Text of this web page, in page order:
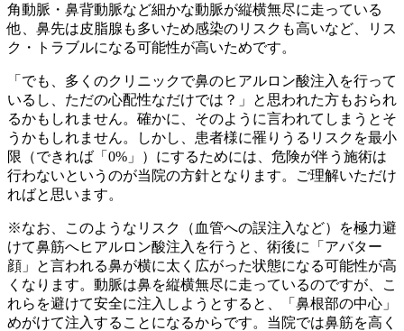
角動脈・鼻背動脈など細かな動脈が縦横無尽に走っている
他、鼻先は皮脂腺も多いため感染のリスクも高いなど、リス
ク・トラブルになる可能性が高いためです。
「でも、多くのクリニックで鼻のヒアルロン酸注入を行って
いるし、ただの心配性なだけでは？」と思われた方もおられ
るかもしれません。確かに、そのように言われてしまうとそ
うかもしれません。しかし、患者様に罹りうるリスクを最小
限（できれば「0%」）にするためには、危険が伴う施術は
行わないというのが当院の方針となります。ご理解いただけ
ればと思います。
※なお、このようなリスク（血管への誤注入など）を極力避
けて鼻筋へヒアルロン酸注入を行うと、術後に「アバター
顔」と言われる鼻が横に太く広がった状態になる可能性が高
くなります。動脈は鼻を縦横無尽に走っているのですが、こ
れらを避けて安全に注入しようとすると、「鼻根部の中心」
めがけて注入することになるからです。当院では鼻筋を高く